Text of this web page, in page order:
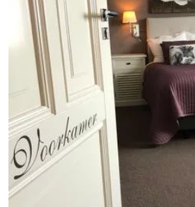
Hoorn
Cocksdorp
De
Koog
-
Oudeschild
De
-